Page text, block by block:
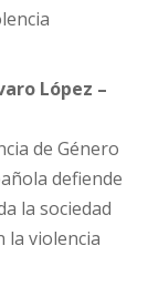
López –
de Género
defiende
la sociedad
la violencia